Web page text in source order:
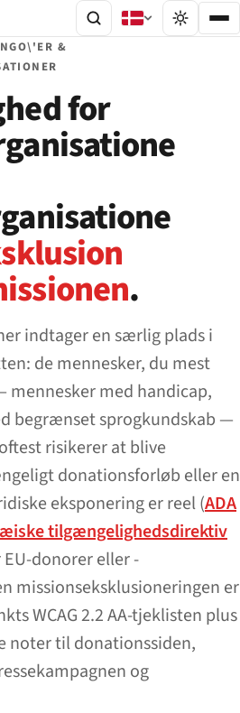
&
for
.
indtager en særlig plads i
de mennesker, du mest
med handicap,
begrænset sprogkundskab —
risikerer at blive
donationsforløb eller en
eksponering er reel (ADA
tilgængelighedsdirektiv
donorer eller -
missionseksklusioneringen er
WCAG 2.2 AA-tjeklisten plus
noter til donationssiden,
og